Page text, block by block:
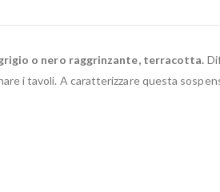
o nero raggrinzante, terracotta.
i tavoli. A caratterizzare questa